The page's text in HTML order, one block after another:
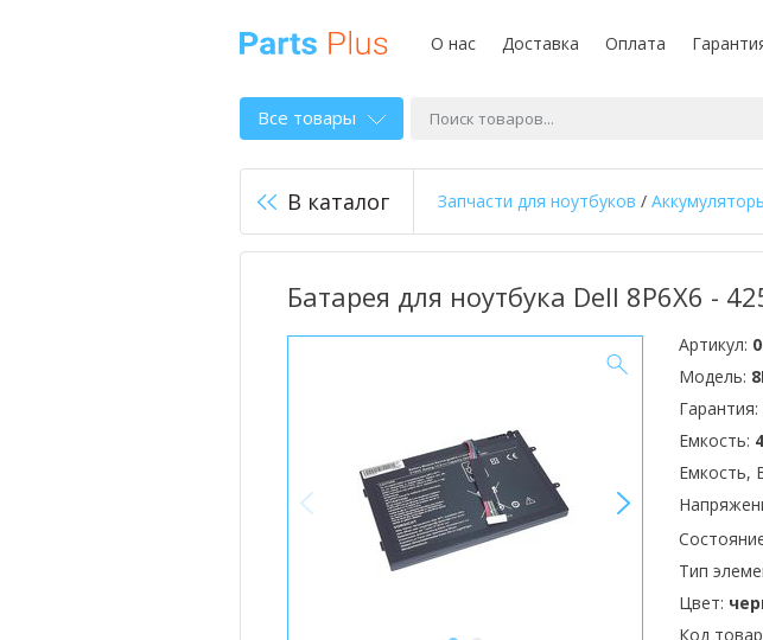
О нас Доставка Оплата
Все товары
В каталог Запчасти для ноутбуков /
Батарея для ноутбука Dell 8P6X6 -
Артикул:
Модель:
Гарантия:
Емкость:
Емкость,
Тип
Цвет:
Код